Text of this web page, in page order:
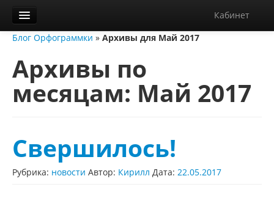
Кабинет
Орфограммка
Библиотека
Блог
Справка
Блог Орфограммки » Архивы для Май 2017
Архивы по
месяцам: Май 2017
Свершилось!
Рубрика: новости Автор: Кирилл Дата: 22.05.2017